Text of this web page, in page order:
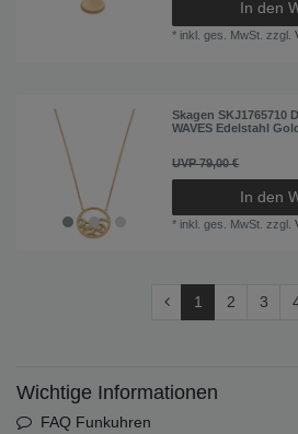
In den
* inkl. ges. MwSt. zzgl.
Skagen SKJ1765710
WAVES Edelstahl
UVP 79,00 €
In den
* inkl. ges. MwSt. zzgl.
1 2 3
Wichtige Informationen
FAQ Funkuhren